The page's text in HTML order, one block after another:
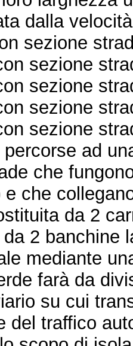
dalla
sezione
sezione
sezione
sezione
sezione
percorse ad
che
e che
da 2
2 banchine
mediante
farà da
su cui
del traffico